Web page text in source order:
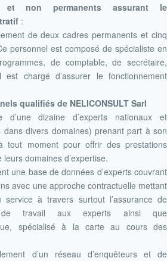
et non permanents assurant le
:
de deux cadres permanents et cinq
personnel est composé de spécialiste en
de comptable, de secrétaire,
chargé d’assurer le fonctionnement
qualifiés de NELICONSULT Sarl
d’une dizaine d’experts nationaux et
dans divers domaines) prenant part à son
tout moment pour offrir des prestations
domaines d’expertise.
une base de données d’experts couvrant
avec une approche contractuelle mettant
à travers surtout l’assurance de
de travail aux experts ainsi que
spécialisé à la carte au cours des
d’un réseau d’enquêteurs et de